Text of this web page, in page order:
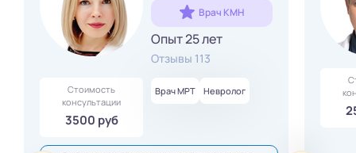
Врач КМН
Опыт 25 лет
Отзывы 113
Стоимость
консультации
3500 руб
Врач МРТ Невролог